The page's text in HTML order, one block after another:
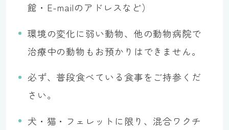
館・E-mailのアドレスなど）
環境の変化に弱い動物、他の動物病院で
治療中の動物もお預かりはできません。
必ず、普段食べている食事をご持参くだ
さい。
犬・猫・フェレットに限り、混合ワクチ